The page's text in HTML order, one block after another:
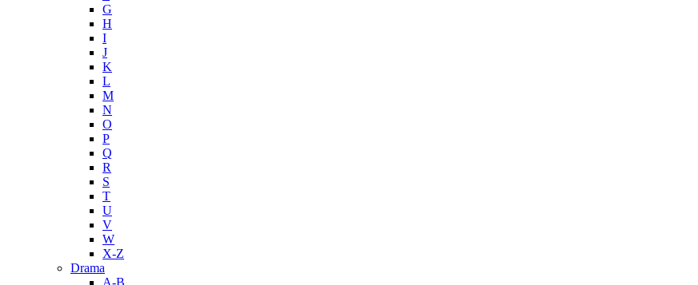
G
H
I
J
K
L
M
N
O
P
Q
R
S
T
U
V
W
X-Z
Drama
A-B